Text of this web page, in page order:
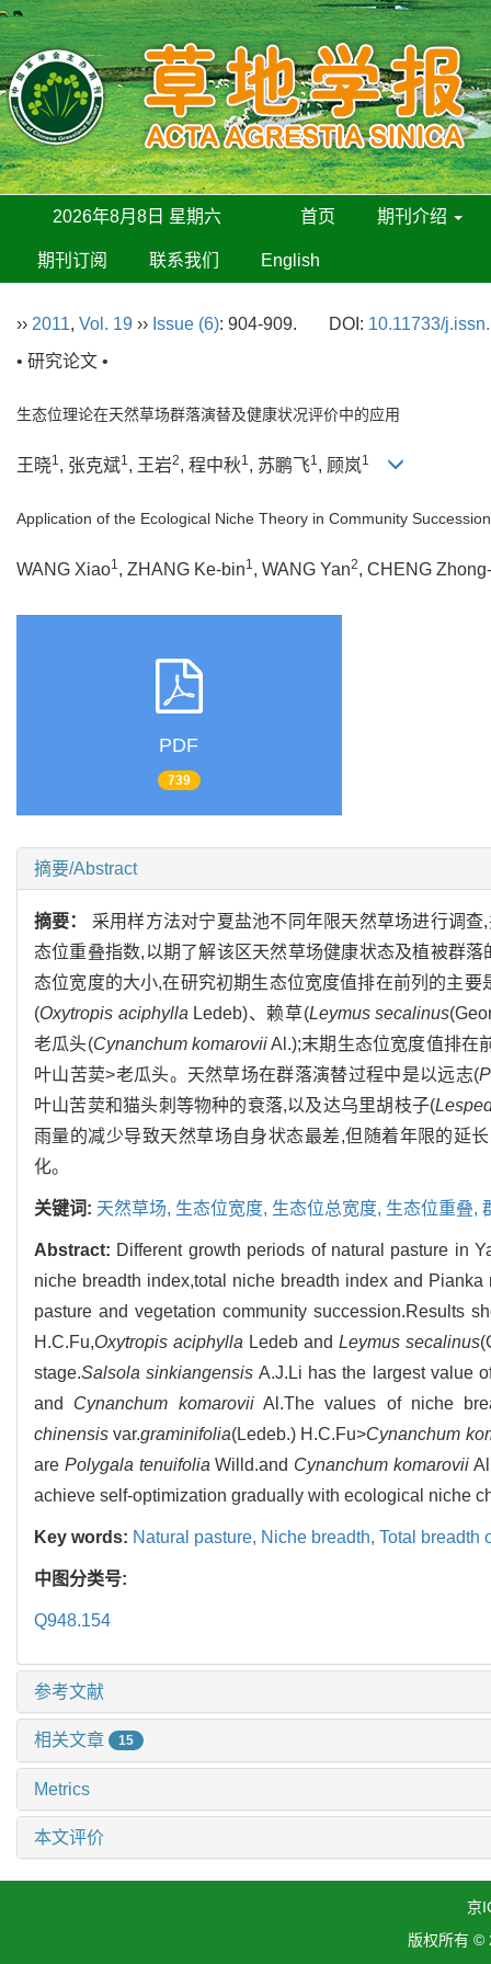
2026年8月8日 星期六 首页 期刊介绍
期刊订阅 联系我们 English
›› 2011, Vol. 19 ›› Issue (6): 904-909. DOI: 10.11733/
• 研究论文 •
生态位理论在天然草场群落演替及健康状况评价中的应用
王晓1, 张克斌1, 王岩2, 程中秋1, 苏鹏飞1, 顾岚1
Application of the Ecological Niche Theory in Community
WANG Xiao1, ZHANG Ke-bin1, WANG Yan2, CHENG
PDF
739
摘要/Abstract
摘要： 采用样方法对宁夏盐池不同年限天然草场进行调
态位重叠指数,以期了解该区天然草场健康状态及植被群
态位宽度的大小,在研究初期生态位宽度值排在前列的主要
(Oxytropis aciphylla Ledeb)、赖草(Leymus secalinus
老瓜头(Cynanchum komaroviiAl.);末期生态位宽度值排在
叶山苦荬>老瓜头。天然草场在群落演替过程中是以远志(
叶山苦荬和猫头刺等物种的衰落,以及达乌里胡枝子(
雨量的减少导致天然草场自身状态最差,但随着年限的延
化。
关键词: 天然草场, 生态位宽度, 生态位总宽度, 生态位重叠,
Abstract: Different growth periods of natural pasture in
niche breadth index,total niche breadth index and
pasture and vegetation community succession.Results
H.C.Fu,Oxytropis aciphylla Ledeb andLeymus secalinus
stage.Salsola sinkiangensis A.J.Li has the largest value
and Cynanchum komaroviiAl.The values of niche
chinensis var.graminifolia(Ledeb.) H.C.Fu>Cynanchum
are Polygala tenuifolia Willd.and Cynanchum komarovii
achieve self-optimization gradually with ecological niche
Key words: Natural pasture, Niche breadth, Total breadth
中图分类号:
Q948.154
参考文献
相关文章 15
Metrics
本文评价
京
版权所有 ©